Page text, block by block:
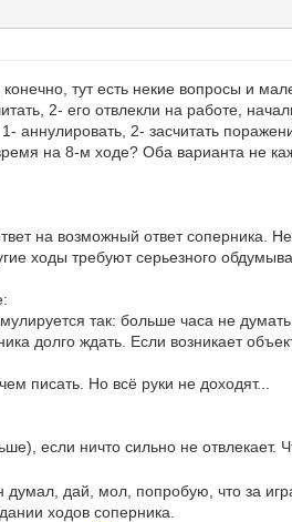
тут есть некие вопросы и
2- его отвлекли на работе,
аннулировать, 2- засчитать
на 8-м ходе? Оба варианта не
на возможный ответ соперника.
ходы требуют серьезного
так: больше часа не думать.
долго ждать. Если возникает
писать. Но всё руки не доходят...
если ничто сильно не отвлекает.
думал, дай, мол, попробую, что за
ходов соперника.